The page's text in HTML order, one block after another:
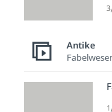
Antike